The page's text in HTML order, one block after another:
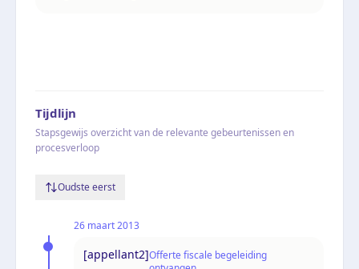
Tijdlijn
Stapsgewijs overzicht van de relevante gebeurtenissen en
procesverloop
Oudste eerst
26 maart 2013
[appellant2]Offerte fiscale begeleiding